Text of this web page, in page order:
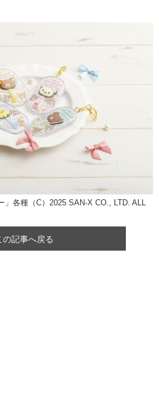
」各種（C）2025 SAN-X CO., LTD. ALL
の記事へ戻る